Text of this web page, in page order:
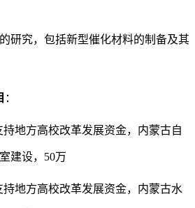
研究，包括新型催化材料的制备及其
：
持地方高校改革发展资金，内蒙古自
建设，50万
持地方高校改革发展资金，内蒙古水